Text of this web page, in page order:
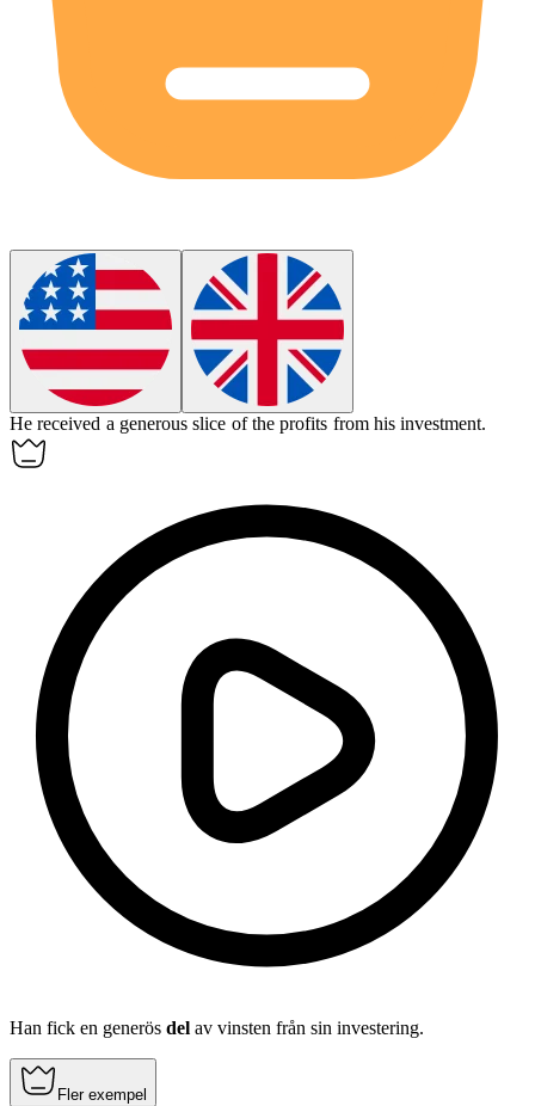
He received a generousslice of the profits from his investment.
Han fick en generös del av vinsten från sin investering.
Fler exempel